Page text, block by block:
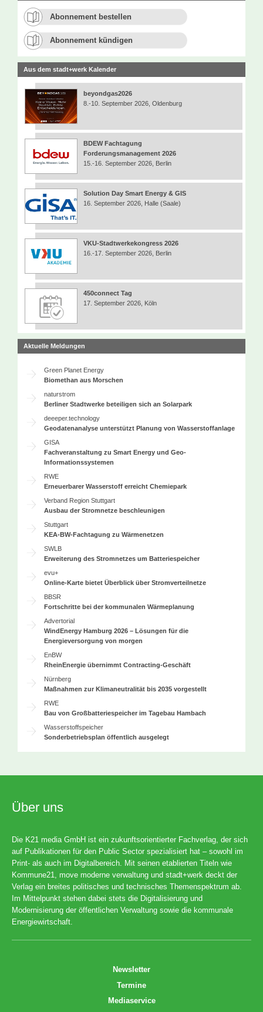
Abonnement bestellen
Abonnement kündigen
Aus dem stadt+werk Kalender
beyondgas2026
8.-10. September 2026, Oldenburg
BDEW Fachtagung
Forderungsmanagement 2026
15.-16. September 2026, Berlin
Solution Day Smart Energy & GIS
16. September 2026, Halle (Saale)
VKU-Stadtwerkekongress 2026
16.-17. September 2026, Berlin
450connect Tag
17. September 2026, Köln
Aktuelle Meldungen
Green Planet Energy
Biomethan aus Morschen
naturstrom
Berliner Stadtwerke beteiligen sich an Solarpark
deeeper.technology
Geodatenanalyse unterstützt Planung von Wasserstoffanlage
GISA
Fachveranstaltung zu Smart Energy und Geo-
Informationssystemen
RWE
Erneuerbarer Wasserstoff erreicht Chemiepark
Verband Region Stuttgart
Ausbau der Stromnetze beschleunigen
Stuttgart
KEA-BW-Fachtagung zu Wärmenetzen
SWLB
Erweiterung des Stromnetzes um Batteriespeicher
evu+
Online-Karte bietet Überblick über Stromverteilnetze
BBSR
Fortschritte bei der kommunalen Wärmeplanung
Advertorial
WindEnergy Hamburg 2026 – Lösungen für die
Energieversorgung von morgen
EnBW
RheinEnergie übernimmt Contracting-Geschäft
Nürnberg
Maßnahmen zur Klimaneutralität bis 2035 vorgestellt
RWE
Bau von Großbatteriespeicher im Tagebau Hambach
Wasserstoffspeicher
Sonderbetriebsplan öffentlich ausgelegt
Über uns
Die K21 media GmbH ist ein zukunftsorientierter Fachverlag, der sich
auf Publikationen für den Public Sector spezialisiert hat – sowohl im
Print- als auch im Digitalbereich. Mit seinen etablierten Titeln wie
Kommune21, move moderne verwaltung und stadt+werk deckt der
Verlag ein breites politisches und technisches Themenspektrum ab.
Im Mittelpunkt stehen dabei stets die Digitalisierung und
Modernisierung der öffentlichen Verwaltung sowie die kommunale
Energiewirtschaft.
Newsletter
Termine
Mediaservice